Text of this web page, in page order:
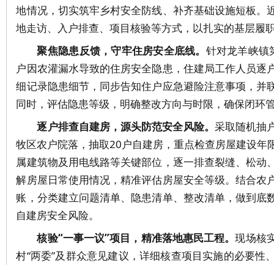
地情况，切实筑牢乡村安全防线、补齐基础设施短板。
地走访、入户排查、项目核验等方式，以扎实的基层履
聚焦隐患反馈，守牢住房安全底线。 针对龙羊峡镇
户因农灌漏水导致的住房安全隐患，住建局工作人员
细记录隐患细节，同步告知住户应急避险注意事项，并
同时，评估隐患等级，明确整改方向与时限，确保闭环
逐户排查自建房，源头防范安全风险。 采取随机抽
牧区农户院落，抽取20户自建房，重点检查房屋建设
属建筑物及用电线路等关键部位，逐一排查裂缝、松
解房屋日常使用情况，精准评估房屋安全等级。结合农
账，分类建立问题清单、隐患清单、整改清单，做到底
自建房安全风险。
核验“一事一议”项目，精准落地惠民工程。现场核
村“两委”及群众意见建议，详细核查项目实施的必要